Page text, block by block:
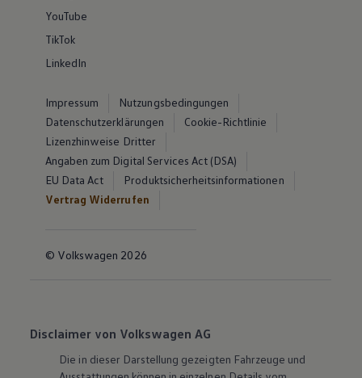
YouTube
TikTok
LinkedIn
Impressum
Nutzungsbedingungen
Datenschutzerklärungen
Cookie-Richtlinie
Lizenzhinweise Dritter
Angaben zum Digital Services Act (DSA)
EU Data Act
Produktsicherheitsinformationen
Vertrag Widerrufen
© Volkswagen 2026
Disclaimer von Volkswagen AG
Die in dieser Darstellung gezeigten Fahrzeuge und